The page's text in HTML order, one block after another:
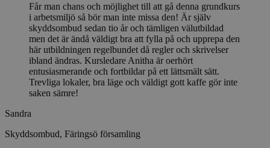
Får man chans och möjlighet till att gå denna grundkurs
i arbetsmiljö så bör man inte missa den! Är själv
skyddsombud sedan tio år och tämligen välutbildad
men det är ändå väldigt bra att fylla på och upprepa den
här utbildningen regelbundet då regler och skrivelser
ibland ändras. Kursledare Anitha är oerhört
entusiasmerande och fortbildar på ett lättsmält sätt.
Trevliga lokaler, bra läge och väldigt gott kaffe gör inte
saken sämre!
Sandra
Skyddsombud, Färingsö församling